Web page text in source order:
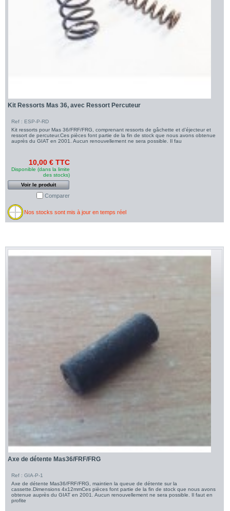
Kit Ressorts Mas 36, avec Ressort Percuteur
Ref : ESP-P-RD
Kit ressorts pour Mas 36/FRF/FRG, comprenant ressorts de gâchette et d’éjecteur et
ressort de percuteur.Ces pièces font partie de la fin de stock que nous avons obtenue
auprès du GIAT en 2001. Aucun renouvellement ne sera possible. Il fau
10,00 € TTC
Disponible (dans la limite
des stocks)
Voir le produit
Comparer
Nos stocks sont mis à jour en temps réel
Axe de détente Mas36/FRF/FRG
Ref : GIA-P-1
Axe de détente Mas36/FRF/FRG, maintien la queue de détente sur la
cassette.Dimensions 4x12mmCes pièces font partie de la fin de stock que nous avons
obtenue auprès du GIAT en 2001. Aucun renouvellement ne sera possible. Il faut en
profite